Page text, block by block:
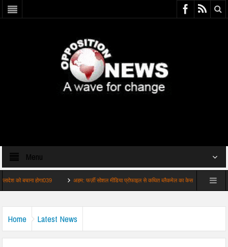
Menu
होगा039 अहम: फर्ज़ी सोशल मीडिया प्रोफाइल से कथित ब्लैकमेल का केस ताजा: यूरोप में
Home Latest News